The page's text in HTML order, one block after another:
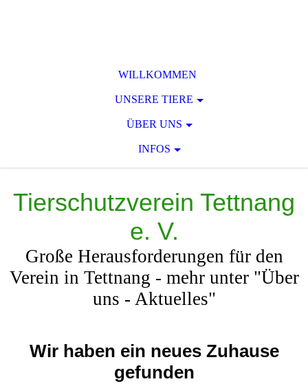
WILLKOMMEN
UNSERE TIERE
ÜBER UNS
INFOS
Tierschutzverein Tettnang
e. V.
Große Herausforderungen für den
Verein in Tettnang - mehr unter "Über
uns - Aktuelles"
Wir haben ein neues Zuhause
gefunden